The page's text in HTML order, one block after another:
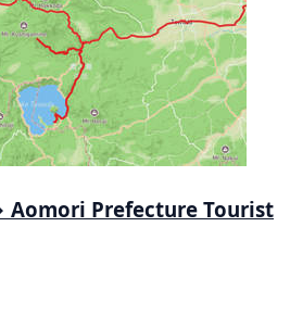
Aomori Prefecture Tourist